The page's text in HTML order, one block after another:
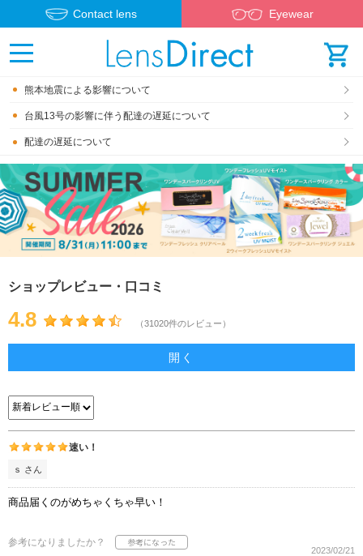
Contact lens Eyewear
熊本地震による影響について
台風13号の影響に伴う配達の遅延について
配達の遅延について
ショップレビュー・口コミ
4.8 （31020件のレビュー）
開く
速い！
ｓ さん
商品届くのがめちゃくちゃ早い！
参考になりましたか？
2023/02/21